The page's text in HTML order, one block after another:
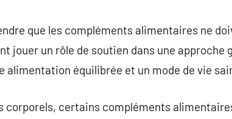
que les compléments alimentaires ne
jouer un rôle de soutien dans une approche
alimentation équilibrée et un mode de vie
corporels, certains compléments